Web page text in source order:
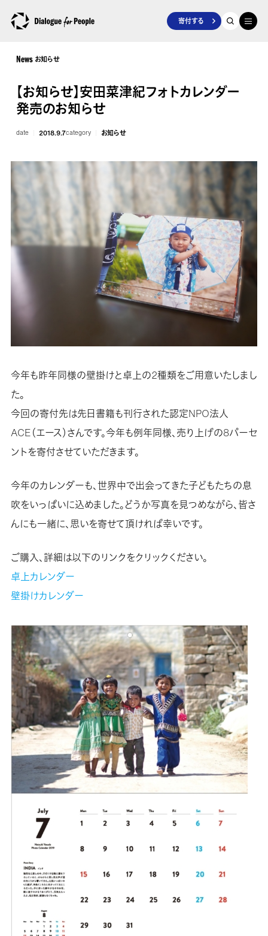
寄付する
News お知らせ
【お知らせ】安田菜津紀フォトカレンダー
発売のお知らせ
date 2018.9.7category お知らせ
今年も昨年同様の壁掛けと卓上の2種類をご用意いたしまし
た。
今回の寄付先は先日書籍も刊行された認定NPO法人
ACE（エース）さんです。今年も例年同様、売り上げの8パーセ
ントを寄付させていただきます。
今年のカレンダーも、世界中で出会ってきた子どもたちの息
吹をいっぱいに込めました。どうか写真を見つめながら、皆さ
んにも一緒に、思いを寄せて頂ければ幸いです。
ご購入、詳細は以下のリンクをクリックください。
卓上カレンダー
壁掛けカレンダー